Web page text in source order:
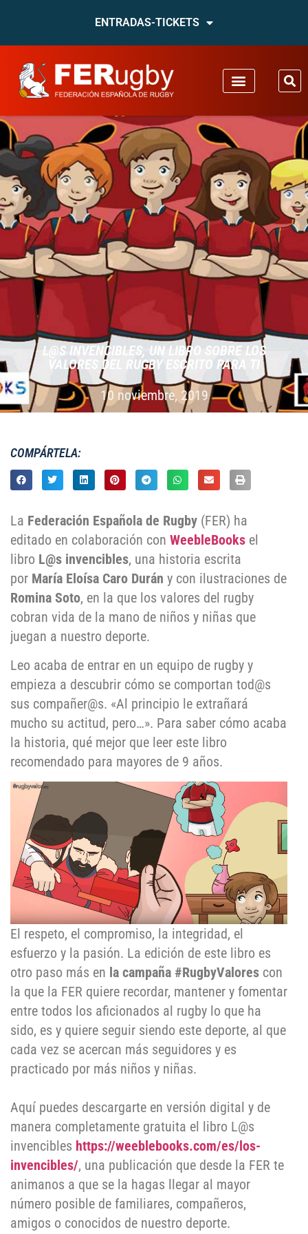
ENTRADAS-TICKETS
L@S INVENCIBLES, UN LIBRO SOBRE LOS
VALORES DEL RUGBY ESCRITO PARA TI
10 noviembre, 2019
COMPÁRTELA:
La Federación Española de Rugby (FER) ha
editado en colaboración con WeebleBooks el
libro L@s invencibles, una historia escrita
por María Eloísa Caro Durán y con ilustraciones de
Romina Soto, en la que los valores del rugby
cobran vida de la mano de niños y niñas que
juegan a nuestro deporte.
Leo acaba de entrar en un equipo de rugby y
empieza a descubrir cómo se comportan tod@s
sus compañer@s. «Al principio le extrañará
mucho su actitud, pero…». Para saber cómo acaba
la historia, qué mejor que leer este libro
recomendado para mayores de 9 años.
El respeto, el compromiso, la integridad, el
esfuerzo y la pasión. La edición de este libro es
otro paso más en la campaña #RugbyValores con
la que la FER quiere recordar, mantener y fomentar
entre todos los aficionados al rugby lo que ha
sido, es y quiere seguir siendo este deporte, al que
cada vez se acercan más seguidores y es
practicado por más niños y niñas.
Aquí puedes descargarte en versión digital y de
manera completamente gratuita el libro L@s
invencibles https://weeblebooks.com/es/los-
invencibles/, una publicación que desde la FER te
animanos a que se la hagas llegar al mayor
número posible de familiares, compañeros,
amigos o conocidos de nuestro deporte.